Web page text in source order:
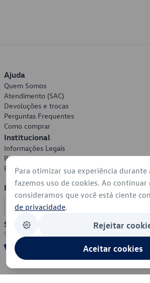
Ajuda
Quem Somos
Atendimento (SAC)
Devoluções e trocas
Perguntas Frequentes
Como comprar
Institucional
Informações Legais
Política de Privacidade
Política de Cookies
Formas de Pagamento
Segurança
Para otimizar sua experiência durante
fazemos uso de cookies. Ao continuar
consideramos que você está ciente
de privacidade.
Rejeitar
Aceitar cookies